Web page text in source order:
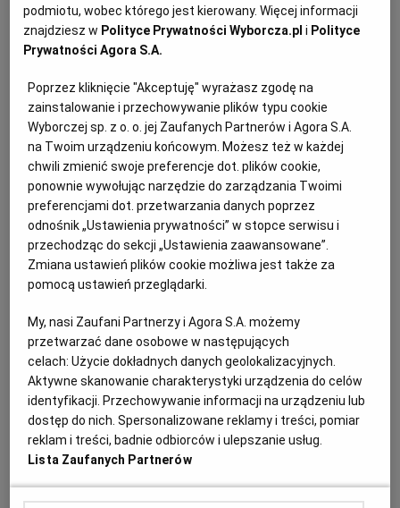
Pierwsza z tych przesłanek dotyczy wszystkich
kryterium najniższej ceny jest dozwolone tylko
wtedy, gdy przedmiot zamówienia "jest
powszechnie dostępny oraz ma ustalone standardy
jakościowe". Bardzo znacząco ogranicza to zakres
przypadków, w których zamawiający będzie mógł
kierować się tylko ceną i znacznie wykracza poza
postulaty zawarte w pierwotnych projektach zmian
ustawy Pzp. Posłużono się tutaj pojęciami
obecnymi już w ustawie Pzp - w art. 70, gdzie służą
do opisania okoliczności zastosowania trybu
zapytania o cenę (różnica sprowadza się w
zasadzie do objęcia nimi tutaj wszelkich zamówień,
a nie tylko usług i dostaw). Na gruncie art. 70
ustawy Pzp (a także jego poprzednika z ustawy o
zamówieniach publicznych) pojęcia te doczekały
się już dość jednolitej interpretacji obecnej zarówno
w orzecznictwie, jak i piśmiennictwie, zgodnie z
podmiotu, wobec którego jest kierowany. Więcej informacji
znajdziesz w Polityce Prywatności Wyborcza.pl i Polityce
Prywatności Agora S.A.
Poprzez kliknięcie "Akceptuję" wyrażasz zgodę na
zainstalowanie i przechowywanie plików typu cookie
Wyborczej sp. z o. o. jej Zaufanych Partnerów i Agora S.A.
na Twoim urządzeniu końcowym. Możesz też w każdej
chwili zmienić swoje preferencje dot. plików cookie,
ponownie wywołując narzędzie do zarządzania Twoimi
preferencjami dot. przetwarzania danych poprzez
odnośnik „Ustawienia prywatności” w stopce serwisu i
przechodząc do sekcji „Ustawienia zaawansowane”.
Zmiana ustawień plików cookie możliwa jest także za
pomocą ustawień przeglądarki.
My, nasi Zaufani Partnerzy i Agora S.A. możemy
przetwarzać dane osobowe w następujących
celach:Użycie dokładnych danych geolokalizacyjnych.
Aktywne skanowanie charakterystyki urządzenia do celów
identyfikacji. Przechowywanie informacji na urządzeniu lub
dostęp do nich. Spersonalizowane reklamy i treści, pomiar
reklam i treści, badnie odbiorców i ulepszanie usług.
Lista Zaufanych Partnerów